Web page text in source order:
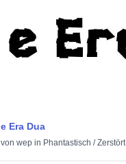
e Era Dua
von wepin Phantastisch /Zerstört